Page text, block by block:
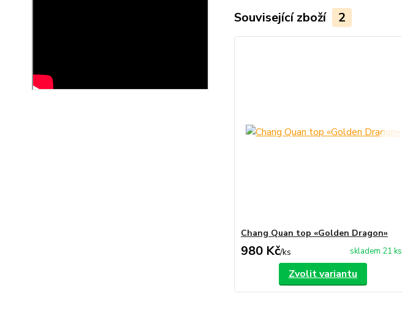
Související zboží 2
Chang Quan top «Golden Dragon»
980 Kč/ks skladem 21 ks
Zvolit variantu